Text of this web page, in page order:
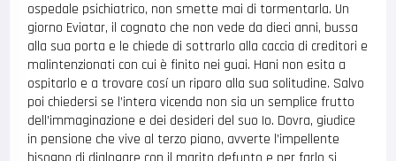
ospedale psichiatrico, non smette mai di tormentarla. Un
giorno Eviatar, il cognato che non vede da dieci anni, bussa
alla sua porta e le chiede di sottrarlo alla caccia di creditori e
malintenzionati con cui è finito nei guai. Hani non esita a
ospitarlo e a trovare cosí un riparo alla sua solitudine. Salvo
poi chiedersi se l’intera vicenda non sia un semplice frutto
dell’immaginazione e dei desideri del suo Io. Dovra, giudice
in pensione che vive al terzo piano, avverte l’impellente